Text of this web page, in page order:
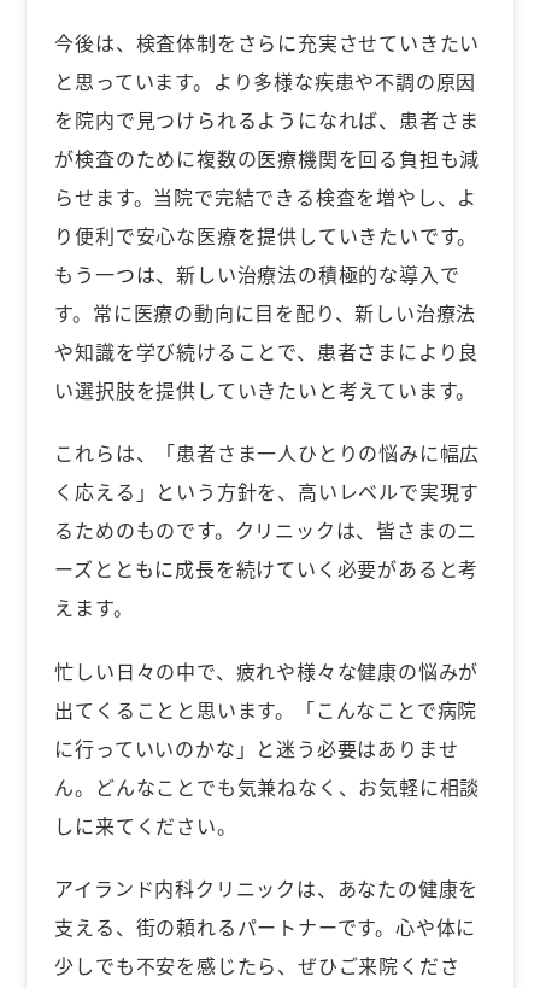
今後は、検査体制をさらに充実させていきたい
と思っています。より多様な疾患や不調の原因
を院内で見つけられるようになれば、患者さま
が検査のために複数の医療機関を回る負担も減
らせます。当院で完結できる検査を増やし、よ
り便利で安心な医療を提供していきたいです。
もう一つは、新しい治療法の積極的な導入で
す。常に医療の動向に目を配り、新しい治療法
や知識を学び続けることで、患者さまにより良
い選択肢を提供していきたいと考えています。
これらは、「患者さま一人ひとりの悩みに幅広
く応える」という方針を、高いレベルで実現す
るためのものです。クリニックは、皆さまのニ
ーズとともに成長を続けていく必要があると考
えます。
忙しい日々の中で、疲れや様々な健康の悩みが
出てくることと思います。「こんなことで病院
に行っていいのかな」と迷う必要はありませ
ん。どんなことでも気兼ねなく、お気軽に相談
しに来てください。
アイランド内科クリニックは、あなたの健康を
支える、街の頼れるパートナーです。心や体に
少しでも不安を感じたら、ぜひご来院くださ